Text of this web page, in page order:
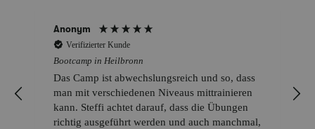
Anonym
Verifizierter Kunde
Bootcamp in Heilbronn
Das Camp ist abwechslungsreich und so, dass
man mit verschiedenen Niveaus mittrainieren
kann. Steffi achtet darauf, dass die Übungen
richtig ausgeführt werden und auch manchmal,